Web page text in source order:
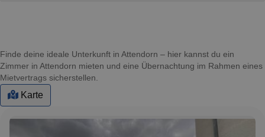
Finde deine ideale Unterkunft in Attendorn – hier kannst du ein
Zimmer in Attendorn mieten und eine Übernachtung im Rahmen eines
Mietvertrags sicherstellen.
Karte